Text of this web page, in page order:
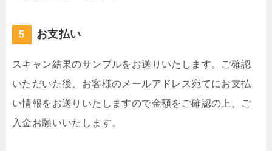
お支払い
スキャン結果のサンプルをお送りいたします。ご確認
いただいた後、お客様のメールアドレス宛てにお支払
い情報をお送りいたしますので金額をご確認の上、ご
入金お願いいたします。